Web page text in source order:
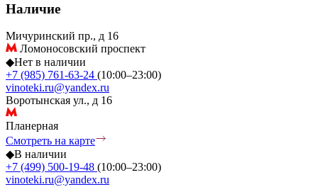
Наличие
Мичуринский пр., д 16
Ломоносовский проспект
◆Нет в наличии
+7 (985) 761-63-24 (10:00–23:00)
vinoteki.ru@yandex.ru
Воротынская ул., д 16
Планерная
Смотреть на карте
◆В наличии
+7 (499) 500-19-48 (10:00–23:00)
vinoteki.ru@yandex.ru